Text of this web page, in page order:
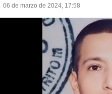
06 de marzo de 2024, 17:58